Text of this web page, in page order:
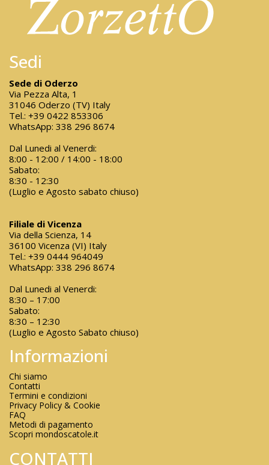
Sedi
Sede di Oderzo
Via Pezza Alta, 1
31046 Oderzo (TV) Italy
Tel.: +39 0422 853306
WhatsApp: 338 296 8674
Dal Lunedi al Venerdi:
8:00 - 12:00 / 14:00 - 18:00
Sabato:
8:30 - 12:30
(Luglio e Agosto sabato chiuso)
Filiale di Vicenza
Via della Scienza, 14
36100 Vicenza (VI) Italy
Tel.: +39 0444 964049
WhatsApp: 338 296 8674
Dal Lunedi al Venerdi:
8:30 – 17:00
Sabato:
8:30 – 12:30
(Luglio e Agosto Sabato chiuso)
Informazioni
Chi siamo
Contatti
Termini e condizioni
Privacy Policy & Cookie
FAQ
Metodi di pagamento
Scopri mondoscatole.it
CONTATTI